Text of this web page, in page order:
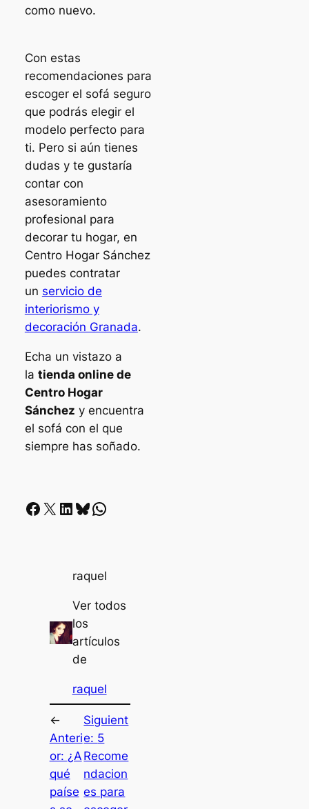
como nuevo.
Con estas
recomendaciones para
escoger el sofá seguro
que podrás elegir el
modelo perfecto para
ti. Pero si aún tienes
dudas y te gustaría
contar con
asesoramiento
profesional para
decorar tu hogar, en
Centro Hogar Sánchez
puedes contratar
un servicio de
interiorismo y
decoración Granada.
Echa un vistazo a
la tienda online de
Centro Hogar
Sánchez y encuentra
el sofá con el que
siempre has soñado.
Facebook X LinkedIn Bluesky Whatsapp
raquel
Ver todos
los
artículos
de
raquel
←
Anteri
or: ¿A
qué
paíse
Siguient
e: 5
Recome
ndacion
es para